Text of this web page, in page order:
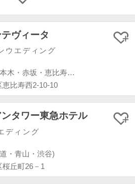
ヴィータ
ウエディング
恵比寿駅 (六本木・赤坂・恵比寿・白金)
恵比寿西2-10-10
タワー東急ホテル
ディング
・青山・渋谷)
丘町26－1